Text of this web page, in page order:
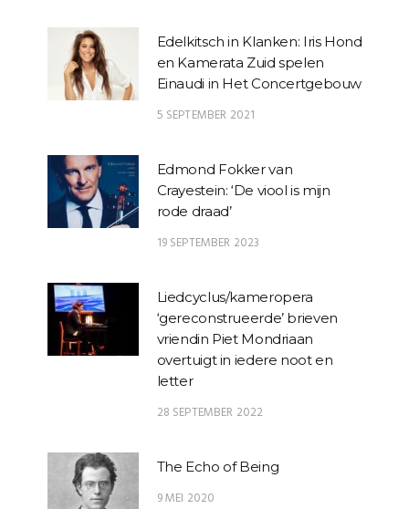
Edelkitsch in Klanken: Iris Hond
en Kamerata Zuid spelen
Einaudi in Het Concertgebouw
5 SEPTEMBER 2021
Edmond Fokker van
Crayestein: ‘De viool is mijn
rode draad’
19 SEPTEMBER 2023
Liedcyclus/kameropera
‘gereconstrueerde’ brieven
vriendin Piet Mondriaan
overtuigt in iedere noot en
letter
28 SEPTEMBER 2022
The Echo of Being
9 MEI 2020